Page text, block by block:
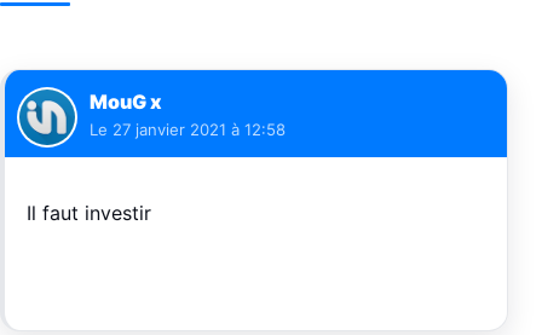
MouG x
Le 27 janvier 2021 à 12:58
Il faut investir